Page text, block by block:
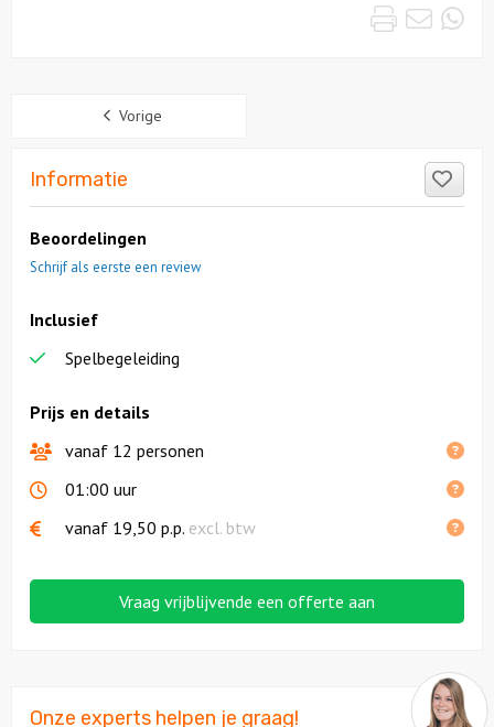
Print
Vorige
Informatie
Beoordelingen
Schrijf als eerste een review
Prijs en details
vanaf 12 personen
01:00 uur
vanaf 19,50 p.p. excl. btw
Inclusief
Spelbegeleiding
Vraag vrijblijvende een offerte aan
Onze experts helpen je graag!